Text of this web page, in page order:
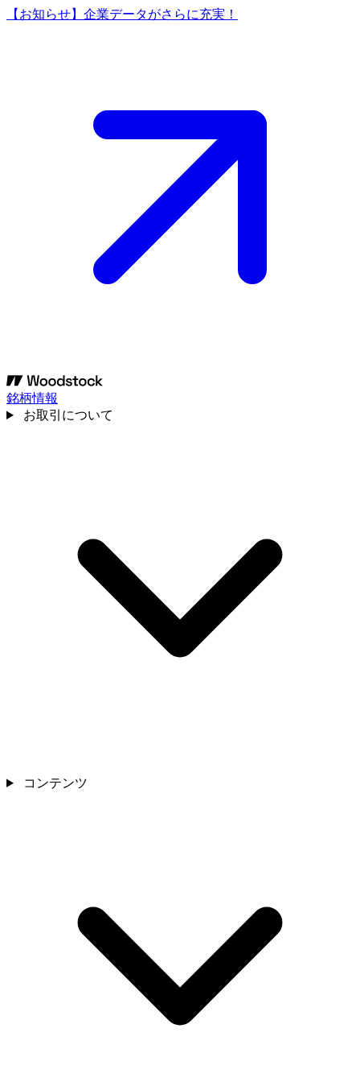
【お知らせ】企業データがさらに充実！
銘柄情報
お取引について
コンテンツ